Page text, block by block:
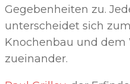
Gegebenheiten zu.
unterscheidet sich
Knochenbau und dem
zueinander.